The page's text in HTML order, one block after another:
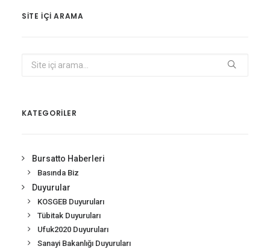
SITE IÇI ARAMA
KATEGORİLER
Bursatto Haberleri
Basında Biz
Duyurular
KOSGEB Duyuruları
Tübitak Duyuruları
Ufuk2020 Duyuruları
Sanayi Bakanlığı Duyuruları